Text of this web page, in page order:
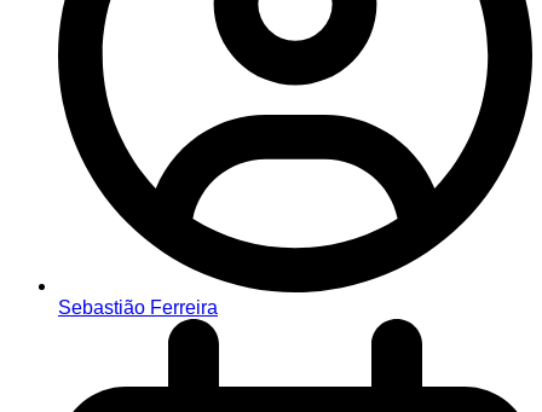
Sebastião Ferreira